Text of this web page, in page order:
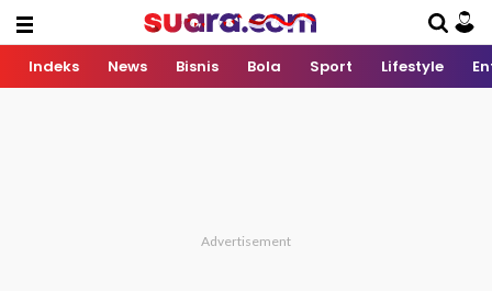
Indeks News Bisnis Bola Sport Lifestyle